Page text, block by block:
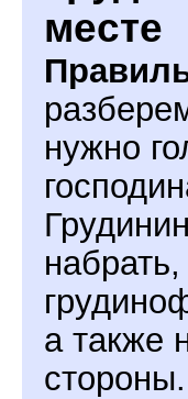
месте
нужно
а также
стороны.